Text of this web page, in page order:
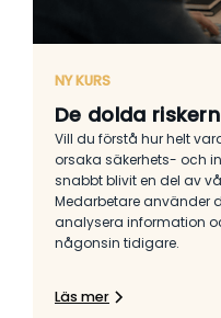
NY KURS
De dolda
Vill du förstå hur helt
orsaka säkerhets- och
snabbt blivit en del av
Medarbetare använder
analysera information
någonsin tidigare.
Läs mer